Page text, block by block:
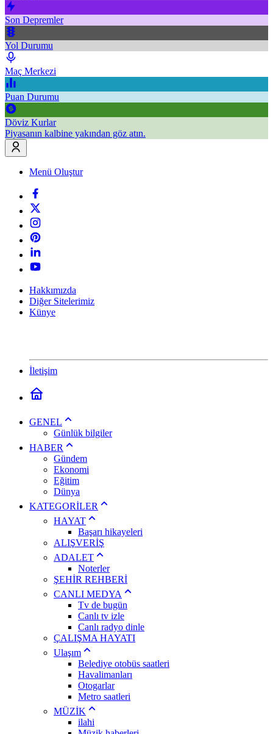
Son Depremler
Yol Durumu
Maç Merkezi
Puan Durumu
Döviz Kurlar
Piyasanın kalbine yakından göz atın.
Menü Oluştur
Hakkımızda
Diğer Sitelerimiz
Künye
İletişim
GENEL
Günlük bilgiler
HABER
Gündem
Ekonomi
Eğitim
Dünya
KATEGORİLER
HAYAT
Başarı hikayeleri
ALIŞVERİŞ
ADALET
Noterler
ŞEHİR REHBERİ
CANLI MEDYA
Tv de bugün
Canlı tv izle
Canlı radyo dinle
ÇALIŞMA HAYATI
Ulaşım
Belediye otobüs saatleri
Havalimanları
Otogarlar
Metro saatleri
MÜZİK
ilahi